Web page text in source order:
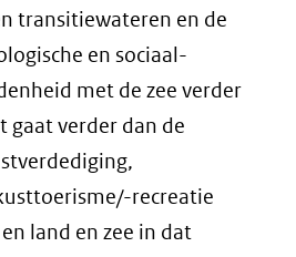
transitiewateren en de
en sociaal-
met de zee verder
gaat verder dan de
recreatie
land en zee in dat